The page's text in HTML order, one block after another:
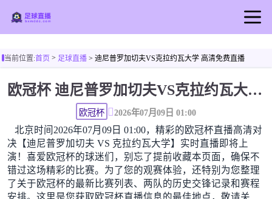
篮球直播
足球新闻
当前位置:首页> 足球直播> 迪尼普罗加切夫VS克拉约瓦大学 高清免费直播
欧冠杯 迪尼普罗加切夫VS克拉约瓦大学高清直播免费观看
欧冠杯 2026年07月09日 01:00
北京时间2026年07月09日 01:00，精彩的欧冠杯直播高清对
决【迪尼普罗加切夫 VS 克拉约瓦大学】实时直播即将上
演！喜爱欧冠杯的球迷们，别忘了提前收藏本页面，确保不
错过这场精彩的比赛。为了您的观赛体验，还特别为您整理
了关于欧冠杯的最新比赛列表、两队的历史交锋记录和赛程